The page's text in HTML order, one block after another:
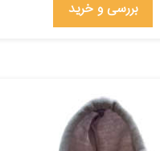
بررسی و خرید